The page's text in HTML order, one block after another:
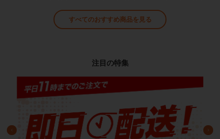
すべてのおすすめ商品を見る
注目の特集